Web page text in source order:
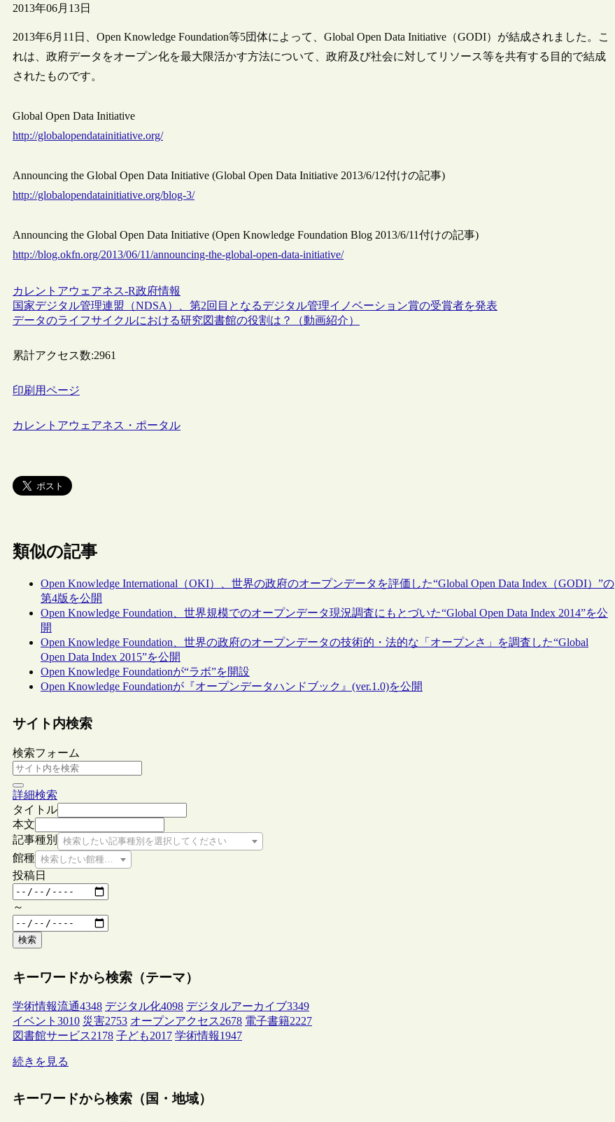
2013年06月13日
2013年6月11日、Open Knowledge Foundation等5団体によって、Global Open Data Initiative（GODI）が結成されました。こ
れは、政府データをオープン化を最大限活かす方法について、政府及び社会に対してリソース等を共有する目的で結成
されたものです。
Global Open Data Initiative
http://globalopendatainitiative.org/
Announcing the Global Open Data Initiative (Global Open Data Initiative 2013/6/12付けの記事)
http://globalopendatainitiative.org/blog-3/
Announcing the Global Open Data Initiative (Open Knowledge Foundation Blog 2013/6/11付けの記事)
http://blog.okfn.org/2013/06/11/announcing-the-global-open-data-initiative/
カレントアウェアネス-R政府情報
国家デジタル管理連盟（NDSA）、第2回目となるデジタル管理イノベーション賞の受賞者を発表
データのライフサイクルにおける研究図書館の役割は？（動画紹介）
累計アクセス数:2961
印刷用ページ
カレントアウェアネス・ポータル
類似の記事
Open Knowledge International（OKI）、世界の政府のオープンデータを評価した“Global Open Data Index（GODI）”の
第4版を公開
Open Knowledge Foundation、世界規模でのオープンデータ現況調査にもとづいた“Global Open Data Index 2014”を公
開
Open Knowledge Foundation、世界の政府のオープンデータの技術的・法的な「オープンさ」を調査した“Global
Open Data Index 2015”を公開
Open Knowledge Foundationが“ラボ”を開設
Open Knowledge Foundationが『オープンデータハンドブック』(ver.1.0)を公開
サイト内検索
検索フォーム
詳細検索
タイトル
本文
記事種別
検索したい記事種別を選択してください
館種 検索したい館種を選択してください
投稿日
～
検索
キーワードから検索（テーマ）
学術情報流通4348 デジタル化4098 デジタルアーカイブ3349
イベント 3010 災害2753 オープンアクセス2678 電子書籍2227
図書館サービス2178 子ども2017 学術情報1947
続きを見る
キーワードから検索（国・地域）